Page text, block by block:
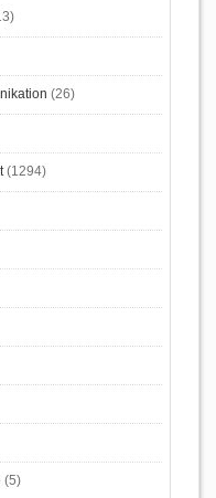
(26)
(1294)
(5)